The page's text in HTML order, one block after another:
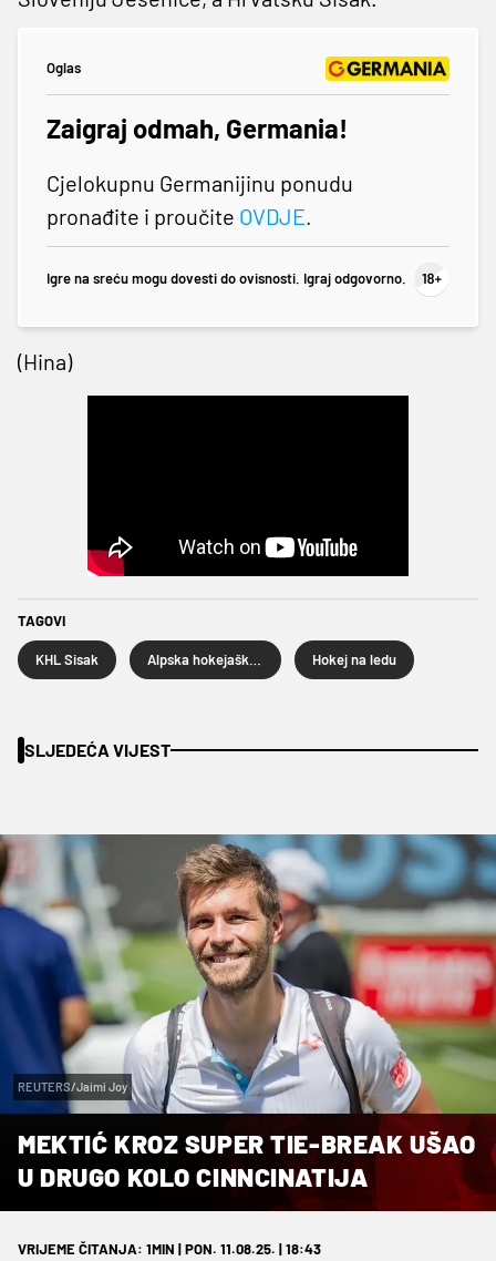
Oglas
Zaigraj odmah, Germania!
Cjelokupnu Germanijinu ponudu
pronađite i proučite OVDJE.
Igre na sreću mogu dovesti do ovisnosti. Igraj odgovorno.
(Hina)
TAGOVI
KHL Sisak Hokej na ledu
SLJEDEĆA VIJEST
REUTERS/Jaimi Joy
MEKTIĆ KROZ SUPER TIE-BREAK UŠAO
U DRUGO KOLO CINNCINATIJA
VRIJEME ČITANJA: 1MIN | PON. 11.08.25. | 18:43